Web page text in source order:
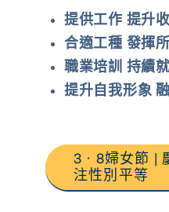
提供工作 提升
合適工種 發揮
職業培訓 持續
提升自我形象
3 · 8婦女節 |
注性別平等